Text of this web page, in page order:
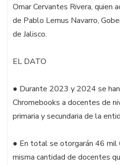
Omar Cervantes Rivera, quien
de Pablo Lemus Navarro,
de Jalisco.
EL DATO
● Durante 2023 y 2024 se
Chromebooks a docentes de
primaria y secundaria de la
● En total se otorgarán 46 mil
misma cantidad de docentes